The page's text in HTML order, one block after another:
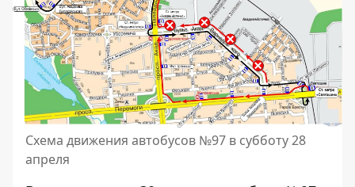
Схема движения автобусов №97 в субботу 28
апреля